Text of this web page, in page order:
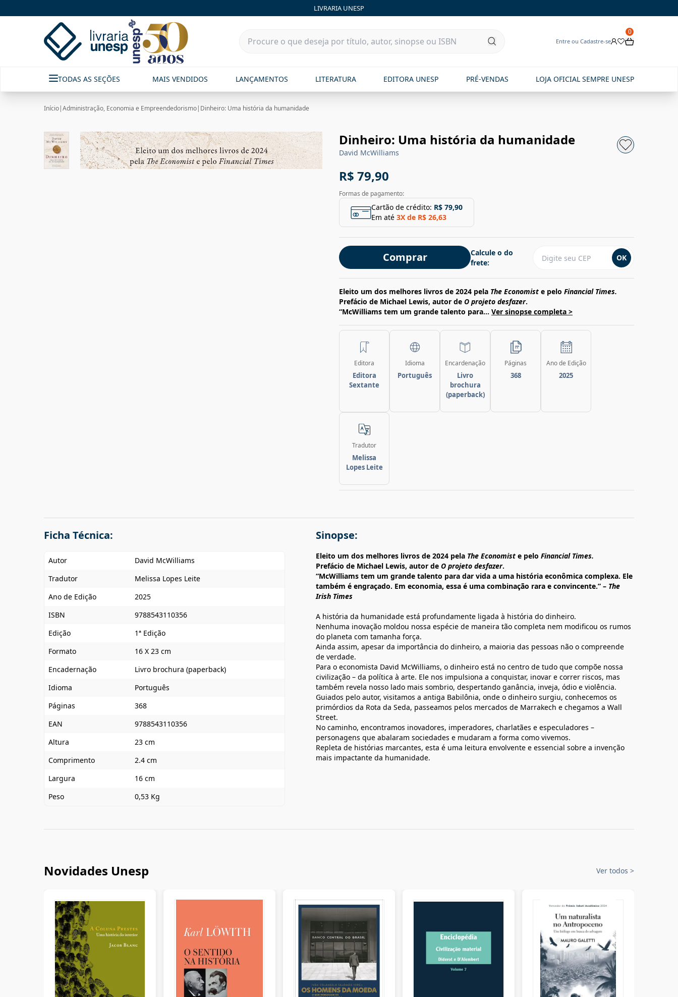
LIVRARIA UNESP
Entre ou Cadastre-se
0
TODAS AS SEÇÕES MAIS VENDIDOS LANÇAMENTOS LITERATURA EDITORA UNESP PRÉ-VENDAS LOJA OFICIAL SEMPRE UNESP
Início|Administração, Economia e Empreendedorismo| Dinheiro: Uma história da humanidade
Dinheiro: Uma história da humanidade
David McWilliams
R$ 79,90
Formas de pagamento:
Cartão de crédito: R$ 79,90
Em até 3X de R$ 26,63
Comprar
Calcule o do
frete:
OK
Eleito um dos melhores livros de 2024 pela The Economist e pelo Financial Times.
Prefácio de Michael Lewis, autor de O projeto desfazer.
“McWilliams tem um grande talento para... Ver sinopse completa >
Editora
Editora
Sextante
Idioma
Português
Encardenação
Livro
brochura
(paperback)
Páginas
368
Ano de Edição
2025
Tradutor
Melissa
Lopes Leite
Ficha Técnica:
Autor
David McWilliams
Tradutor
Melissa Lopes Leite
Ano de Edição
2025
ISBN
9788543110356
Edição
1ª Edição
Formato
16 X 23 cm
Encadernação
Livro brochura (paperback)
Idioma
Português
Páginas
368
EAN
9788543110356
Altura
23 cm
Comprimento
2.4 cm
Largura
16 cm
Peso
0,53 Kg
Sinopse:
Eleito um dos melhores livros de 2024 pela The Economist e pelo Financial Times.
Prefácio de Michael Lewis, autor de O projeto desfazer.
“McWilliams tem um grande talento para dar vida a uma história econômica complexa. Ele
também é engraçado. Em economia, essa é uma combinação rara e convincente.” – The
Irish Times
A história da humanidade está profundamente ligada à história do dinheiro.
Nenhuma inovação moldou nossa espécie de maneira tão completa nem modificou os rumos
do planeta com tamanha força.
Ainda assim, apesar da importância do dinheiro, a maioria das pessoas não o compreende
de verdade.
Para o economista David McWilliams, o dinheiro está no centro de tudo que compõe nossa
civilização – da política à arte. Ele nos impulsiona a conquistar, inovar e correr riscos, mas
também revela nosso lado mais sombrio, despertando ganância, inveja, ódio e violência.
Guiados pelo autor, visitamos a antiga Babilônia, onde o dinheiro surgiu, conhecemos os
primórdios da Rota da Seda, passeamos pelos mercados de Marrakech e chegamos a Wall
Street.
No caminho, encontramos inovadores, imperadores, charlatães e especuladores –
personagens que abalaram sociedades e mudaram a forma como vivemos.
Repleta de histórias marcantes, esta é uma leitura envolvente e essencial sobre a invenção
mais impactante da humanidade.
Novidades Unesp Ver todos >